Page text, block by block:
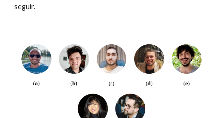
seguir.